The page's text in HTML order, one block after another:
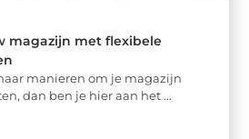
magazijn met flexibele
manieren om je magazijn
dan ben je hier aan het ...